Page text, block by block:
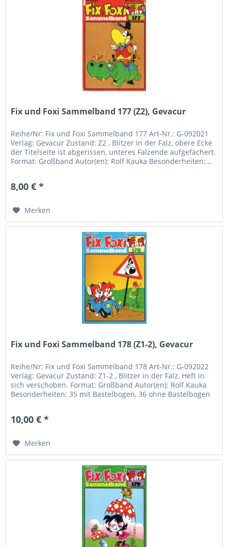
Fix und Foxi Sammelband 177 (Z2), Gevacur
Reihe/Nr: Fix und Foxi Sammelband 177 Art-Nr.: G-092021
Verlag: Gevacur Zustand: Z2 , Blitzer in der Falz, obere Ecke
der Titelseite ist abgerissen, unteres Falzende aufgefächert.
Format: Großband Autor(en): Rolf Kauka Besonderheiten:...
8,00 € *
Merken
Fix und Foxi Sammelband 178 (Z1-2), Gevacur
Reihe/Nr: Fix und Foxi Sammelband 178 Art-Nr.: G-092022
Verlag: Gevacur Zustand: Z1-2 , Blitzer in der Falz, Heft in
sich verschoben. Format: Großband Autor(en): Rolf Kauka
Besonderheiten: 35 mit Bastelbogen, 36 ohne Bastelbogen
10,00 € *
Merken